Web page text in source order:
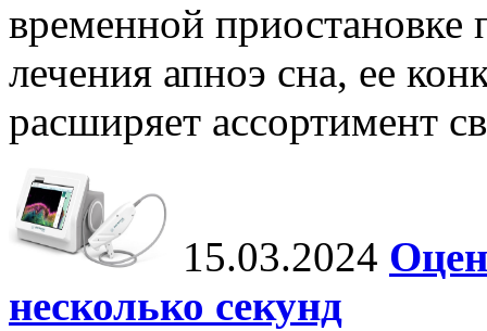
временной приостановке
лечения апноэ сна, ее
расширяет ассортимент
15.03.2024
несколько секунд